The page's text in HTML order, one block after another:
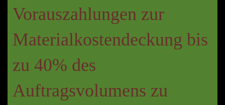
Vorauszahlungen zur
Materialkostendeckung bis
zu 40% des
Auftragsvolumens zu